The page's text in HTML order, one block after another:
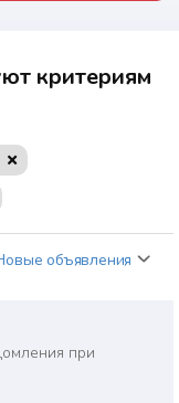
критериям
объявления
при